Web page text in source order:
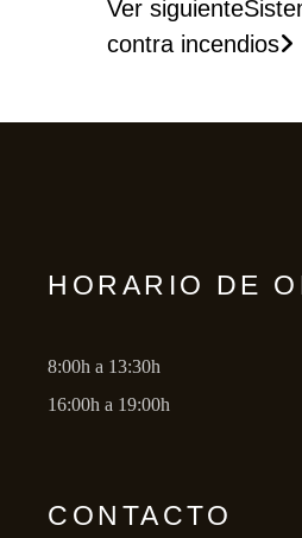
Ver siguiente
contra incendios
HORARIO DE
8:00h a 13:30h
16:00h a 19:00h
CONTACTO